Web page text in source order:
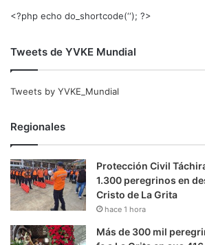
<?php echo do_shortcode(‘‘); ?>
Tweets de YVKE Mundial
Tweets by YVKE_Mundial
Regionales
Protección Civil
1.300 peregrinos en
Cristo de La Grita
hace 1 hora
Más de 300 mil